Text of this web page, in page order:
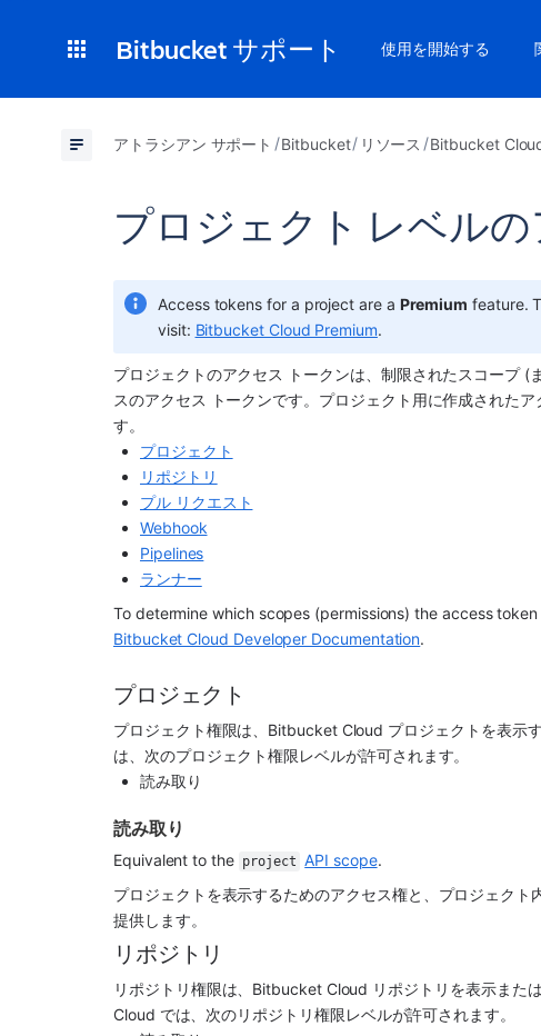
Bitbucket サポート 使用を開始する
アトラシアン サポート Bitbucket リソース Bitbucket
プロジェクト レベル
Access tokens for a project are a Premium feature.
visit: Bitbucket Cloud Premium.
プロジェクトのアクセス トークンは、制限されたスコープ
スのアクセス トークンです。プロジェクト用に作成された
す。
プロジェクト
リポジトリ
プル リクエスト
Webhook
Pipelines
ランナー
Bitbucket Cloud Developer Documentation.
プロジェクト
プロジェクト権限は、Bitbucket Cloud プロジェクトを表示
は、次のプロジェクト権限レベルが許可されます。
読み取り
読み取り
Equivalent to the project API scope.
プロジェクトを表示するためのアクセス権と、プロジェク
提供します。
リポジトリ
リポジトリ権限は、Bitbucket Cloud リポジトリを表示また
Cloud では、次のリポジトリ権限レベルが許可されます。